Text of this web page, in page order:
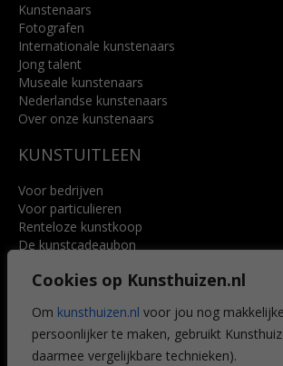
Cookies op Kunsthuizen.nl
Om kunsthuizen.nl voor jou nog
persoonlijker te maken, gebruikt
daarmee vergelijkbare technieken).
Kunstenaars
Fotografen
Internationale kunstenaars
Jong talent
Museale kunstenaars
Nederlandse kunstenaars
Over onze kunstenaars
KUNSTUITLEEN
Voor bedrijven
Voor particulieren
Renteloze kunstkoop
De kunstcadeaubon
Voordelen
Veelgestelde vragen
CONTACT